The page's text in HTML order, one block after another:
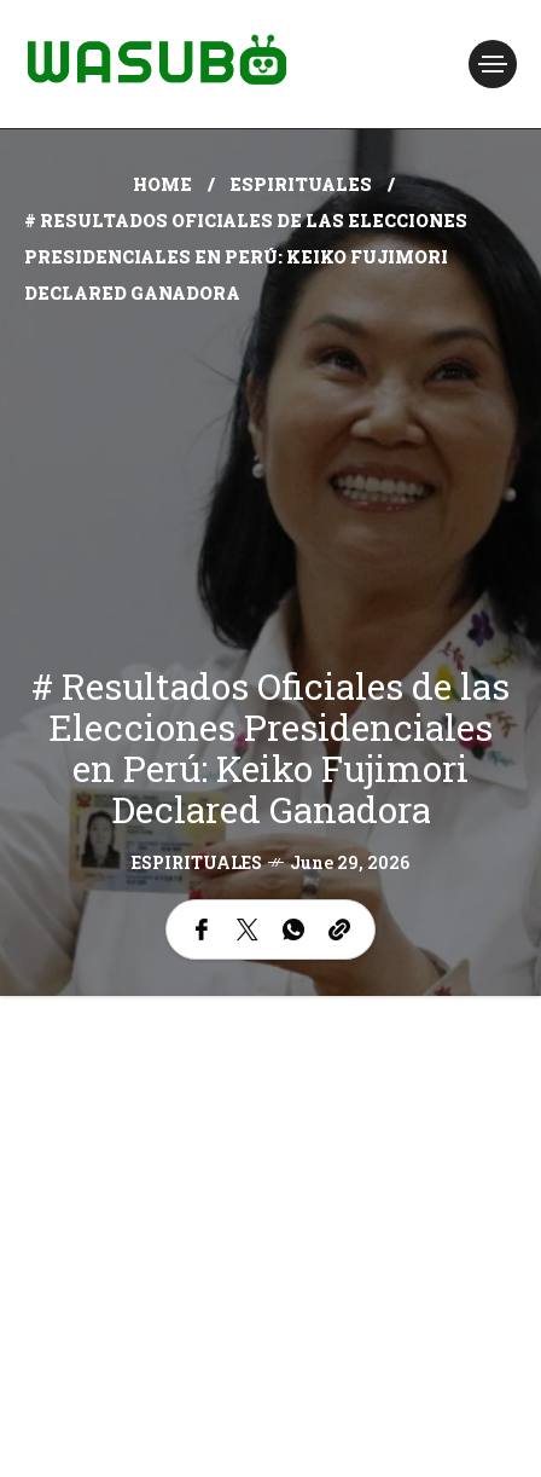
HOME
ESPIRITUALES
# RESULTADOS OFICIALES DE LAS ELECCIONES
PRESIDENCIALES EN PERÚ: KEIKO FUJIMORI
DECLARED GANADORA
# Resultados Oficiales de las
Elecciones Presidenciales
en Perú: Keiko Fujimori
Declared Ganadora
ESPIRITUALES June 29, 2026